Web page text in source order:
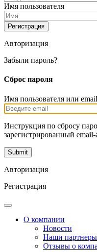
Имя пользователя
Авторизация
Забыли пароль?
Сброс пароля
Имя пользователя или
Инструкция по сбросу
зарегистрированный email-
Авторизация
Регистрация
О компании
Новости
Наши партнеры
Отзывы о